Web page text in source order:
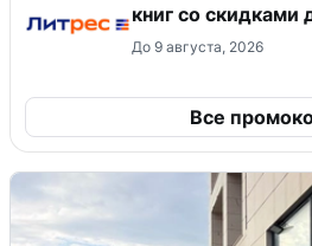
книг со скидками
До 9 августа, 2026
Все